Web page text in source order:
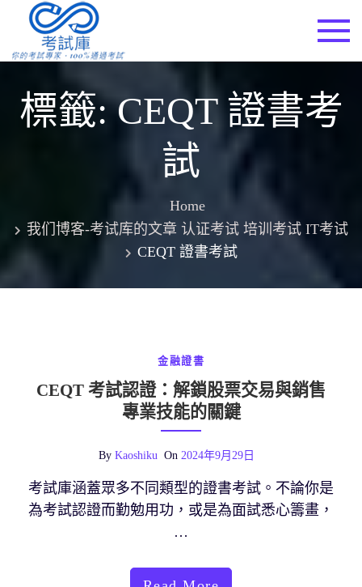
content
標籤:CEQT 證書考
試
Home
我们博客-考试库的文章 认证考试 培训考试 IT考试
CEQT 證書考試
金融證書
CEQT 考試認證：解鎖股票交易與銷售
專業技能的關鍵
By Kaoshiku On 2024年9月29日
考試庫涵蓋眾多不同類型的證書考試。不論你是
為考試認證而勤勉用功，或是為面試悉心籌畫，
…